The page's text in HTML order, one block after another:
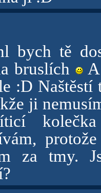
bych tě
bruslích
:D Naštěstí
ji
za tmy.